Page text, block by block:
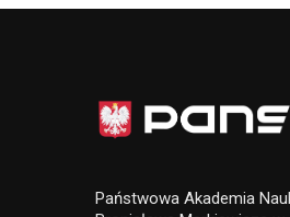
Państwowa Akademia